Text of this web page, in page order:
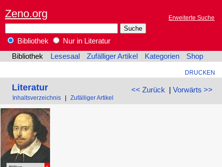
Zeno.org Erweiterte Suche
Bibliothek
Nur in Literatur
Bibliothek
Lesesaal Zufälliger Artikel Kategorien Shop
DRUCKEN
<< Zurück | Vorwärts >>
Literatur
Inhaltsverzeichnis Zufälliger Artikel